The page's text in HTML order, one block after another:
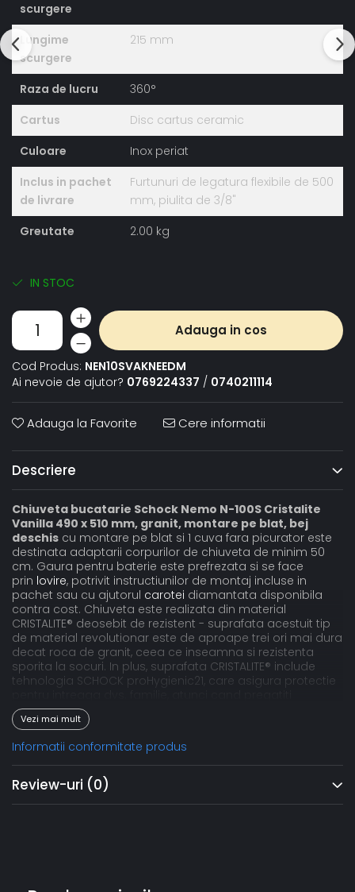
scurgere
Lungime
scurgere
215 mm
Raza de lucru
360°
Cartus
Disc cartus ceramic
Culoare
Inox periat
Inclus in pachet
de livrare
Furtunuri de legatura flexibile de 500
mm, piulita de 3/8"
Greutate
2.00 kg
IN STOC
Adauga in cos
Cod Produs: NEN10SVAKNEEDM
Ai nevoie de ajutor? 0769224337 / 0740211114
Adauga la Favorite Cere informatii
Descriere
Chiuveta bucatarie Schock Nemo N-100S Cristalite
Vanilla 490 x 510 mm, granit, montare pe blat, bej
deschis cu montare pe blat si 1 cuva fara picurator este
destinata adaptarii corpurilor de chiuveta de minim 50
cm. Gaura pentru baterie este prefrezata si se face
prin lovire, potrivit instructiunilor de montaj incluse in
pachet sau cu ajutorul carotei diamantata disponibila
contra cost. Chiuveta este realizata din material
CRISTALITE® deosebit de rezistent - suprafata acestuit tip
de material revolutionar este de aproape trei ori mai dura
decat roca de granit, ceea ce inseamna si rezistenta
sporita la socuri. In plus, suprafata CRISTALITE® include
tehnologia SCHOCK proHygienic21, care asigura protectie
alimentele, dar si facilitate la intretinere si curatare.
Imbinati utilul cu placutul si adaugati o nota indrazneata
de culoare bucatariei dvs. Eficientizarea spatiului nu a fost
nicicand mai simpla - chiuveta din granit de dimensiuni
reduse se integreaza perfect in spatiul limitat al unei
bucatarii moderne de apartament sau intr-o garsoniera
in inima orasului. Versatilitatea acestei chiuvete va
permite posibilitatea de a monta un dozator de
vine ca o completare cromatica in bucatariile indraznete.
Vezi mai mult
Informatii conformitate produs
Review-uri (0)